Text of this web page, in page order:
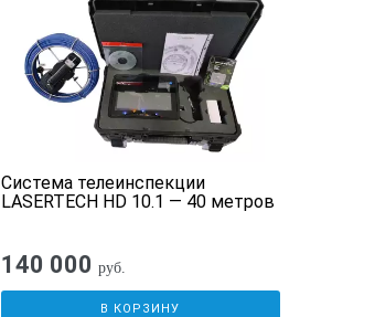
китайский,
автоматически.
Система телеинспекции
LASERTECH HD 10.1 — 40 метров
140 000 руб.
В КОРЗИНУ